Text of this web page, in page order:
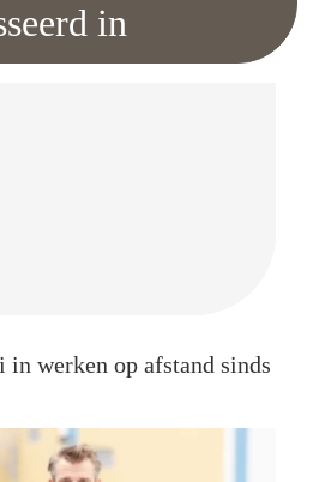
in
in werken op afstand sinds